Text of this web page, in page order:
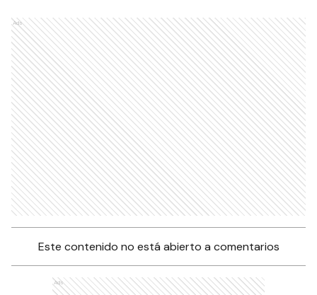
Ads
Este contenido no está abierto a comentarios
Ads